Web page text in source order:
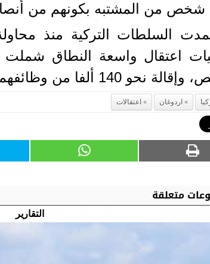
السلطات التركية منذ محاولة
نحو 140 ألفا من وظائفهم.
اردوغان اعتقالات
متعلقة
التقارير